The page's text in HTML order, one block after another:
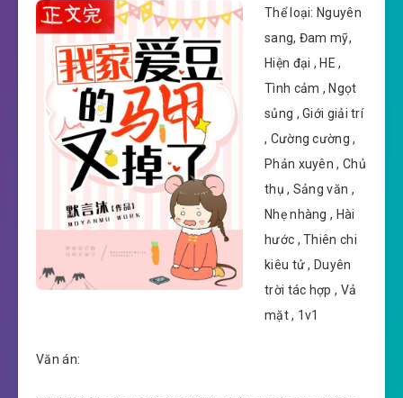
Thể loại: Nguyên
sang, Đam mỹ,
Hiện đại , HE ,
Tình cảm , Ngọt
sủng , Giới giải trí
, Cường cường ,
Phản xuyên , Chủ
thụ , Sảng văn ,
Nhẹ nhàng , Hài
hước , Thiên chi
kiêu tử , Duyên
trời tác hợp , Vả
mặt , 1v1
Văn án: